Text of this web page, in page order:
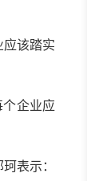
该踏实
企业应
表示：